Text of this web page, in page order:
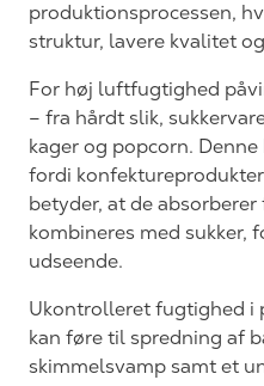
produktionsprocessen,
struktur, lavere kvalitet
For høj luftfugtighed
– fra hårdt slik,
kager og popcorn.
fordi
betyder, at de
kombineres med sukker,
udseende.
Ukontrolleret fugtighed i
kan føre til spredning af
skimmelsvamp samt et